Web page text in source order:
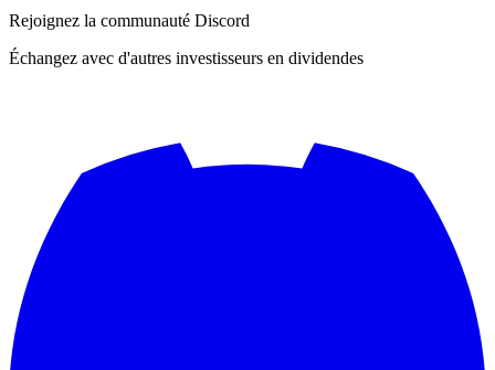
Rejoignez la communauté Discord
Échangez avec d'autres investisseurs en dividendes